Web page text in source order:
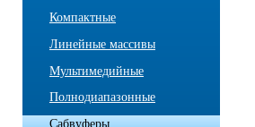
Компактные
Линейные массивы
Мультимедийные
Полнодиапазонные
Сабвуферы